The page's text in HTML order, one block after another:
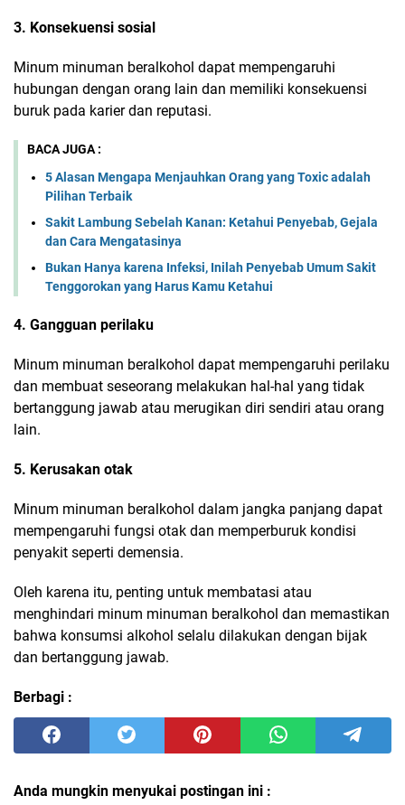
3. Konsekuensi sosial
Minum minuman beralkohol dapat mempengaruhi
hubungan dengan orang lain dan memiliki konsekuensi
buruk pada karier dan reputasi.
BACA JUGA :
5 Alasan Mengapa Menjauhkan Orang yang Toxic adalah
Pilihan Terbaik
Sakit Lambung Sebelah Kanan: Ketahui Penyebab, Gejala
dan Cara Mengatasinya
Bukan Hanya karena Infeksi, Inilah Penyebab Umum Sakit
Tenggorokan yang Harus Kamu Ketahui
4. Gangguan perilaku
Minum minuman beralkohol dapat mempengaruhi perilaku
dan membuat seseorang melakukan hal-hal yang tidak
bertanggung jawab atau merugikan diri sendiri atau orang
lain.
5. Kerusakan otak
Minum minuman beralkohol dalam jangka panjang dapat
mempengaruhi fungsi otak dan memperburuk kondisi
penyakit seperti demensia.
Oleh karena itu, penting untuk membatasi atau
menghindari minum minuman beralkohol dan memastikan
bahwa konsumsi alkohol selalu dilakukan dengan bijak
dan bertanggung jawab.
Berbagi :
Anda mungkin menyukai postingan ini :